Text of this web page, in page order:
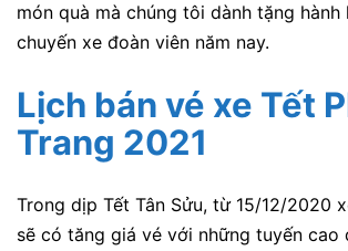
món quà mà chúng tôi dành tặng hành
chuyến xe đoàn viên năm nay.
Lịch bán vé xe Tết
Trang 2021
Trong dịp Tết Tân Sửu, từ 15/12/2020
sẽ có tăng giá vé với những tuyến cao